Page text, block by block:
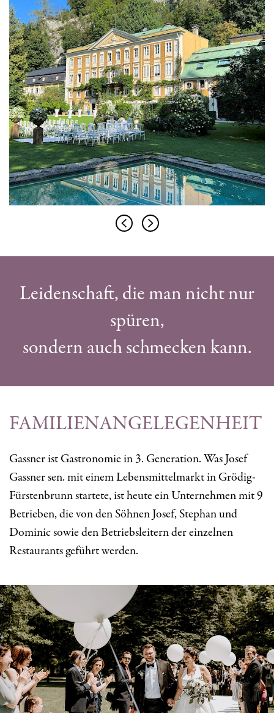
Leidenschaft, die man nicht nur
spüren,
sondern auch schmecken kann.
FAMILIENANGELEGENHEIT
Gassner ist Gastronomie in 3. Generation. Was Josef
Gassner sen. mit einem Lebensmittelmarkt in Grödig-
Fürstenbrunn startete, ist heute ein Unternehmen mit 9
Betrieben, die von den Söhnen Josef, Stephan und
Dominic sowie den Betriebsleitern der einzelnen
Restaurants geführt werden.